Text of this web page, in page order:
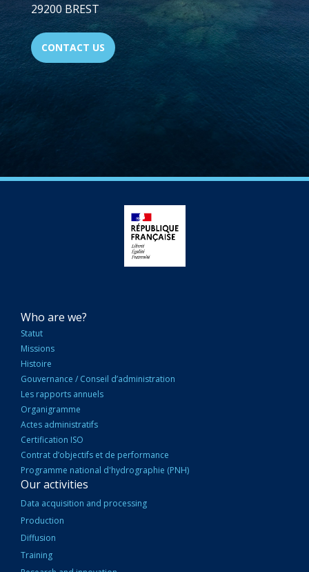
29200 BREST
CONTACT US
NAVIGATION
PRINCIPALE
Who are we?
Statut
Missions
Histoire
Gouvernance / Conseil d’administration
Les rapports annuels
Organigramme
Actes administratifs
Certification ISO
Contrat d’objectifs et de performance
Programme national d'hydrographie (PNH)
Our activities
Data acquisition and processing
Production
Diffusion
Training